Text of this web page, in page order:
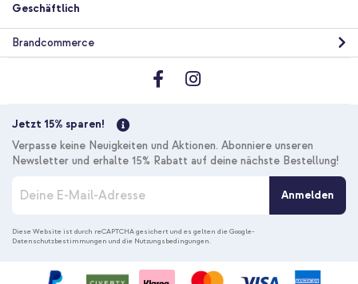
Geschäftlich
Brandcommerce
Jetzt 15% sparen!
Verpasse keine Neuigkeiten und Aktionen. Abonniere unseren
Newsletter und erhalte 15% Rabatt auf deine nächste Bestellung!
d
e
Anmelden
Diese Website ist durch reCAPTCHA gesichert und es gelten dieGoogle-
Datenschutzbestimmungen und die Nutzungsbedingungen.